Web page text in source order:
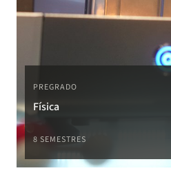
PREGRADO
Física
8 SEMESTRES